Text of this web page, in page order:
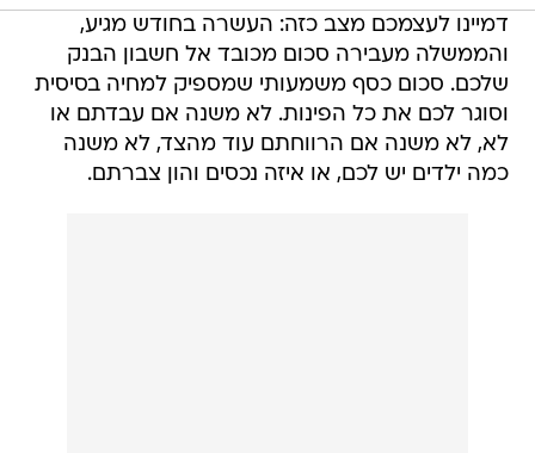
דמיינו לעצמכם מצב כזה: העשרה בחודש מגיע,
והממשלה מעבירה סכום מכובד אל חשבון הבנק
שלכם. סכום כסף משמעותי שמספיק למחיה בסיסית
וסוגר לכם את כל הפינות. לא משנה אם עבדתם או
לא, לא משנה אם הרווחתם עוד מהצד, לא משנה
כמה ילדים יש לכם, או איזה נכסים והון צברתם.